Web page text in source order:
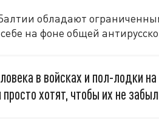
обладают
на фоне общей
в войсках и пол-лодки
хотят, чтобы их не